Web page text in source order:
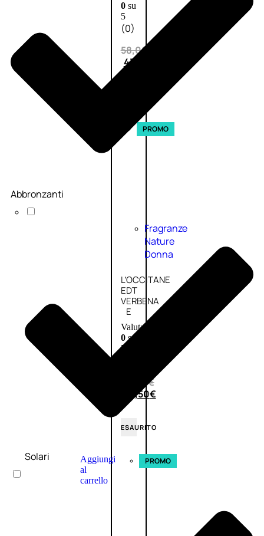
0su
5
(0)
58,00
43,50
PROMO
Fragranze
Nature
Donna
L’OCCITANE
EDT
VERBENA
E
Valutato
0su
5
58,00€
43,50€
ESAURITO
Aggiungi
al
carrello
PROMO
Abbronzanti
Solari